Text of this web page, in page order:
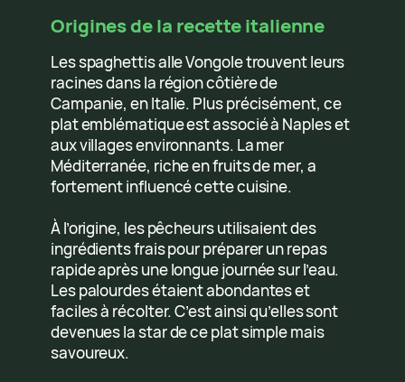
Origines de la recette italienne
Les spaghettis alle Vongole trouvent leurs
racines dans la région côtière de
Campanie, en Italie. Plus précisément, ce
plat emblématique est associé à Naples et
aux villages environnants. La mer
Méditerranée, riche en fruits de mer, a
fortement influencé cette cuisine.
À l’origine, les pêcheurs utilisaient des
ingrédients frais pour préparer un repas
rapide après une longue journée sur l’eau.
Les palourdes étaient abondantes et
faciles à récolter. C’est ainsi qu’elles sont
devenues la star de ce plat simple mais
savoureux.